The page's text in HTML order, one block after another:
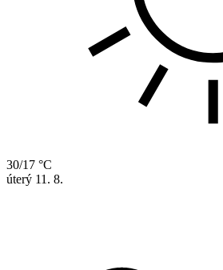
30/17 °C
úterý 11. 8.